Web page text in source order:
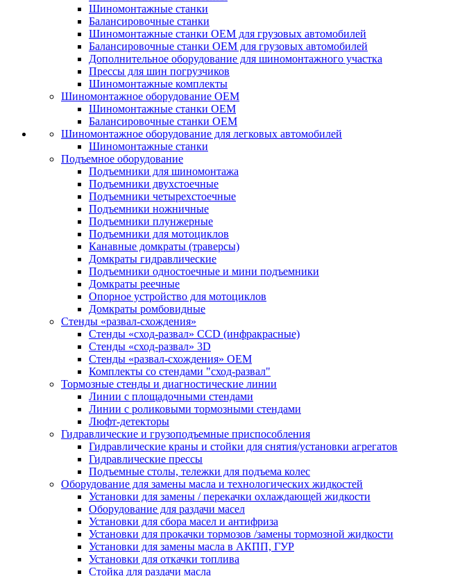
Шиномонтажные станки
Балансировочные станки
Шиномонтажные станки ОЕМ для грузовых автомобилей
Балансировочные станки ОЕМ для грузовых автомобилей
Дополнительное оборудование для шиномонтажного участка
Прессы для шин погрузчиков
Шиномонтажные комплекты
Шиномонтажное оборудование ОЕМ
Шиномонтажные станки ОЕМ
Балансировочные станки ОЕМ
Шиномонтажное оборудование для легковых автомобилей
Шиномонтажные станки
Подъемное оборудование
Подъемники для шиномонтажа
Подъемники двухстоечные
Подъемники четырехстоечные
Подъемники ножничные
Подъемники плунжерные
Подъемники для мотоциклов
Канавные домкраты (траверсы)
Домкраты гидравлические
Подъемники одностоечные и мини подъемники
Домкраты реечные
Опорное устройство для мотоциклов
Домкраты ромбовидные
Стенды «развал-схождения»
Стенды «сход-развал» CCD (инфракрасные)
Стенды «сход-развал» 3D
Стенды «развал-схождения» ОЕМ
Комплекты со стендами "сход-развал"
Тормозные стенды и диагностические линии
Линии с площадочными стендами
Линии с роликовыми тормозными стендами
Люфт-детекторы
Гидравлические и грузоподъемные приспособления
Гидравлические краны и стойки для снятия/установки агрегатов
Гидравлические прессы
Подъемные столы, тележки для подъема колес
Оборудование для замены масла и технологических жидкостей
Установки для замены / перекачки охлаждающей жидкости
Оборудование для раздачи масел
Установки для сбора масел и антифриза
Установки для прокачки тормозов /замены тормозной жидкости
Установки для замены масла в АКПП, ГУР
Установки для откачки топлива
Стойка для раздачи масла